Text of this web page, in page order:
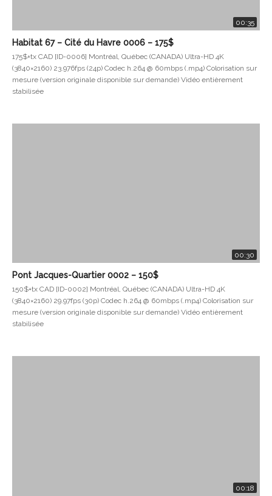
00:35
Habitat 67 – Cité du Havre 0006 – 175$
175$+tx CAD [ID-0006] Montréal, Québec (CANADA) Ultra-HD 4K
(3840×2160) 23.976fps (24p) Codec h.264 @ 60mbps (.mp4) Colorisation sur
mesure (version originale disponible sur demande) Vidéo entièrement
stabilisée
00:30
Pont Jacques-Quartier 0002 – 150$
150$+tx CAD [ID-0002] Montréal, Québec (CANADA) Ultra-HD 4K
(3840×2160) 29.97fps (30p) Codec h.264 @ 60mbps (.mp4) Colorisation sur
mesure (version originale disponible sur demande) Vidéo entièrement
stabilisée
00:18